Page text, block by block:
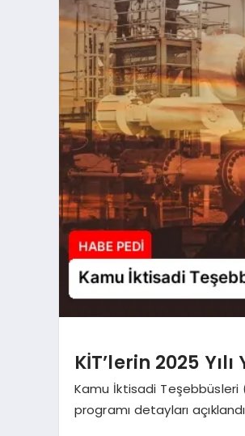
KİT’lerin 2025
Kamu İktisadi Teşebbüsleri
programı detayları